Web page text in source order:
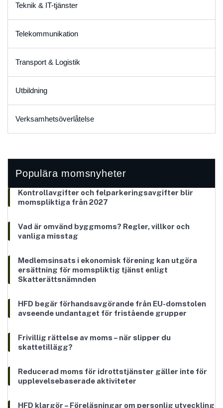
Teknik & IT-tjänster
Telekommunikation
Transport & Logistik
Utbildning
Verksamhetsöverlåtelse
Populära momsnyheter
Kontrollavgifter och felparkeringsavgifter blir
momspliktiga från 2027
Vad är omvänd byggmoms? Regler, villkor och
vanliga misstag
Medlemsinsats i ekonomisk förening kan utgöra
ersättning för momspliktig tjänst enligt
Skatterättsnämnden
HFD begär förhandsavgörande från EU-domstolen
avseende undantaget för fristående grupper
Frivillig rättelse av moms – när slipper du
skattetillägg?
Reducerad moms för idrottstjänster gäller inte för
upplevelsebaserade aktiviteter
HFD klargör – Föreläsningar om personlig utveckling